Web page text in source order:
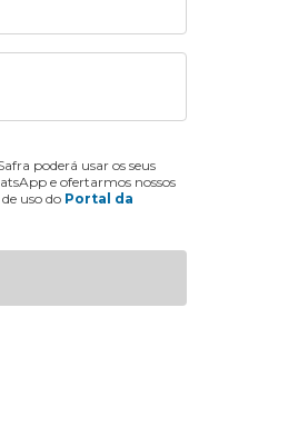
poderá usar os seus
e ofertarmos nossos
uso do Portal da